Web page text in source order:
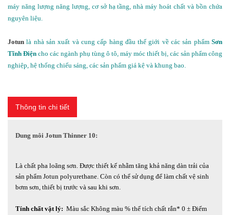
máy năng lượng năng lượng, cơ sở hạ tầng, nhà máy hoát chất và bồn chứa
nguyên liệu.
Jotun là nhà sản xuất và cung cấp hàng đầu thế giới về các sản phẩmSơn
Tĩnh Điện cho các ngành phụ tùng ô tô, máy móc thiết bị, các sản phẩm công
nghiệp, hệ thống chiếu sáng, các sản phẩm giá kệ và khung bao.
Thông tin chi tiết
Dung môi Jotun Thinner 10:
Là chất pha loãng sơn. Được thiết kế nhằm tăng khả năng dàn trải của
sản phẩm Jotun polyurethane. Còn có thể sử dụng để làm chất vệ sinh
bơm sơn, thiết bị trước và sau khi sơn.
Tính chất vật lý: Màu sắc Không màu % thể tích chất rắn* 0 ± Điểm